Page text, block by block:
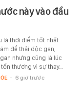
này vào đầu
là thời điểm tốt nhất
để thải độc gan,
nhưng cũng là lúc
thương vì sự thay…
- 6 giờ trước